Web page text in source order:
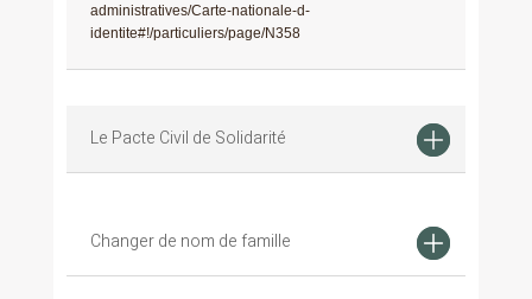
administratives/Carte-nationale-d-
identite#!/particuliers/page/N358
Le Pacte Civil de Solidarité
Changer de nom de famille